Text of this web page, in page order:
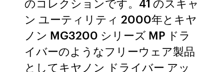
ン ユーティリティ 2000年とキヤ
ノン MG3200 シリーズ MP ドラ
イバーのようなフリーウェア製品
としてキヤノン ドライバー アッ